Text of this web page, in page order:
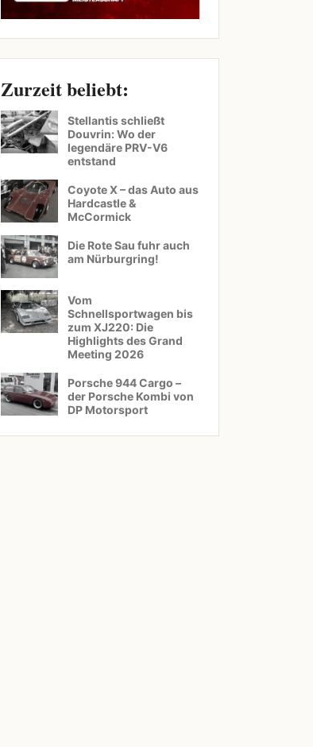
Zurzeit beliebt:
Stellantis schließt
Douvrin: Wo der
legendäre PRV-V6
entstand
Coyote X – das Auto aus
Hardcastle &
McCormick
Die Rote Sau fuhr auch
am Nürburgring!
Vom
Schnellsportwagen bis
zum XJ220: Die
Highlights des Grand
Meeting 2026
Porsche 944 Cargo –
der Porsche Kombi von
DP Motorsport